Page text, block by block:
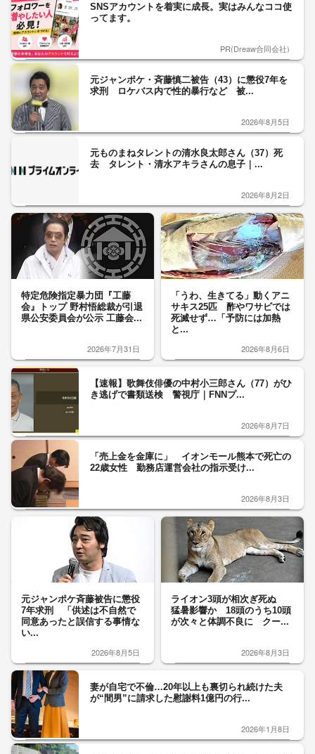
SNSアカウントを着実に成長。実はみんなココ使
ってます。
PR(Dreaw合同会社)
元ジャンポケ・斉藤慎二被告（43）に懲役7年を
求刑 ロケバス内で性的暴行など 被...
2026年8月5日
元ものまねタレントの清水良太郎さん（37）死
去 タレント・清水アキラさんの息子｜...
2026年8月2日
特定危険指定暴力団『工藤
会』トップ 野村悟総裁が引退
県公安委員会が公示 工藤会...
2026年7月31日
「うわ、生きてる」動くアニ
サキス25匹 酢やワサビでは
死滅せず…「予防には加熱
と...
2026年8月6日
【速報】歌舞伎俳優の中村小三郎さん（77）がひ
き逃げで書類送検 警視庁｜FNNプ...
2026年8月7日
「売上金を金庫に」 イオンモール熊本で死亡の
22歳女性 勤務店運営会社の指示受け...
2026年8月3日
元ジャンポケ斉藤被告に懲役
7年求刑 「供述は不自然で
同意あったと誤信する事情な
い...
2026年8月5日
ライオン3頭が相次ぎ死ぬ
猛暑影響か 18頭のうち10頭
が次々と体調不良に クー...
2026年8月3日
妻が自宅で不倫…20年以上も裏切られ続けた夫
が“間男”に請求した慰謝料1億円の行...
2026年1月8日